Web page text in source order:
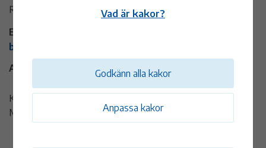
Rebeca Bastida
E-post:
by.ribari@gmail.com
Adress:
Kanalgatan 6
Mönsterås
Vad är kakor?
Anpassa kakor
Godkänn alla kakor